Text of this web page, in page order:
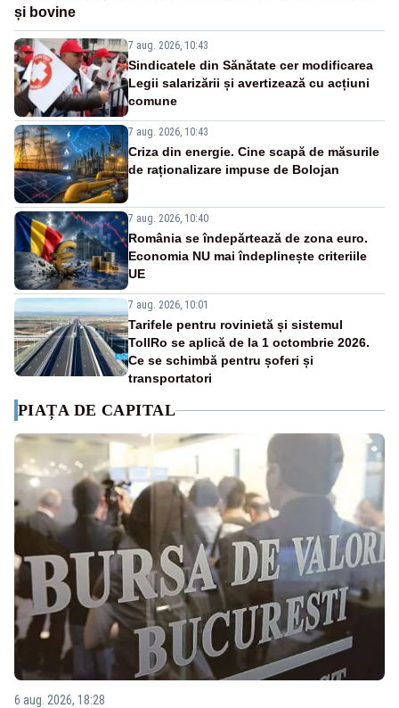
și bovine
7 aug. 2026, 10:43
Sindicatele din Sănătate cer modificarea
Legii salarizării și avertizează cu acțiuni
comune
7 aug. 2026, 10:43
Criza din energie. Cine scapă de măsurile
de raționalizare impuse de Bolojan
7 aug. 2026, 10:40
România se îndepărtează de zona euro.
Economia NU mai îndeplinește criteriile
UE
7 aug. 2026, 10:01
Tarifele pentru rovinietă și sistemul
TollRo se aplică de la 1 octombrie 2026.
Ce se schimbă pentru șoferi și
transportatori
PIAȚA DE CAPITAL
6 aug. 2026, 18:28